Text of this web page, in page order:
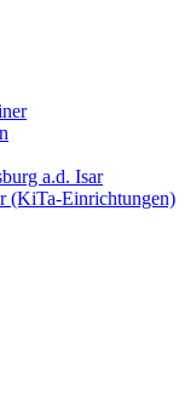
a.d. Isar
(KiTa-Einrichtungen)